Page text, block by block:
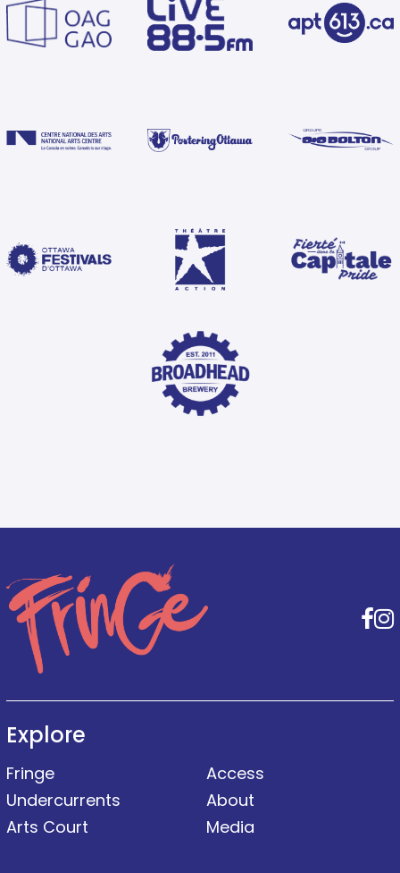
Explore
Fringe
Undercurrents
Arts Court
Access
About
Media